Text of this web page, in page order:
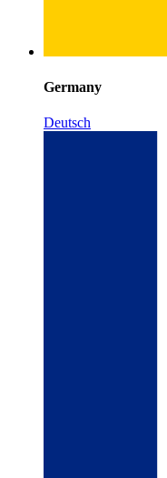
Germany
Deutsch